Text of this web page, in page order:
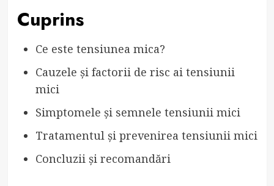
Cuprins
Ce este tensiunea mica?
Cauzele și factorii de risc ai tensiunii
mici
Simptomele și semnele tensiunii mici
Tratamentul și prevenirea tensiunii mici
Concluzii și recomandări